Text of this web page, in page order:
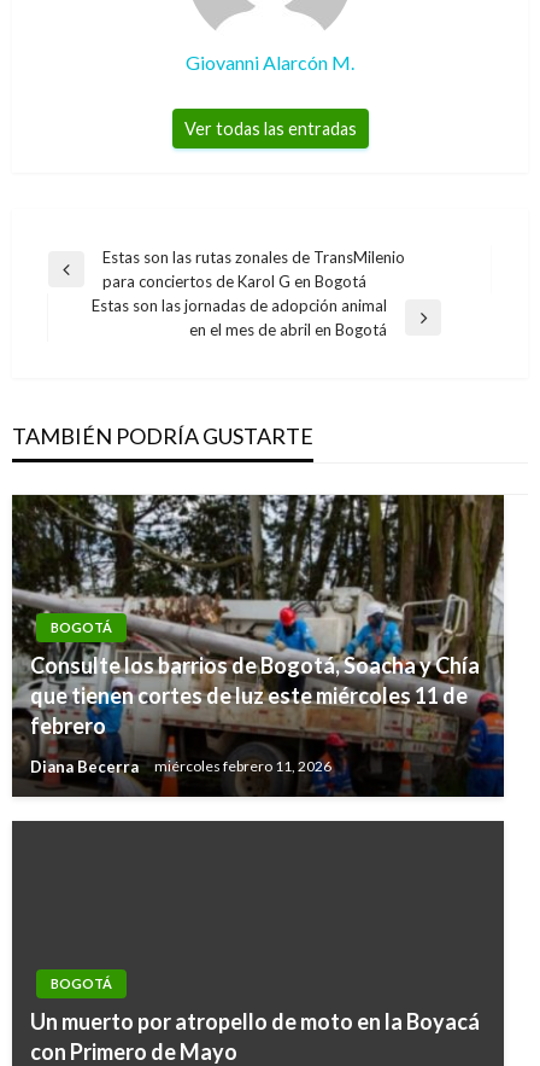
Giovanni Alarcón M.
Ver todas las entradas
Navegación
Entrada
anterior
Estas son las rutas zonales de TransMilenio
para conciertos de Karol G en Bogotá
Estas son las jornadas de adopción animal
en el mes de abril en Bogotá
TAMBIÉN PODRÍA GUSTARTE
BOGOTÁ
Consulte los barrios de Bogotá, Soacha y Chía
que tienen cortes de luz este miércoles 11 de
febrero
Diana Becerra miércoles febrero 11, 2026
BOGOTÁ
Un muerto por atropello de moto en la Boyacá
con Primero de Mayo